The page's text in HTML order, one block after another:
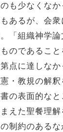
少なくな
あるが、会
「組織神学
のであること
点に達しな
・教規の解
の表面的な
えた聖餐理
制約のある